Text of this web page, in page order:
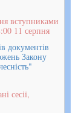
вступниками
11 серпня
документів
Закону
сесії,